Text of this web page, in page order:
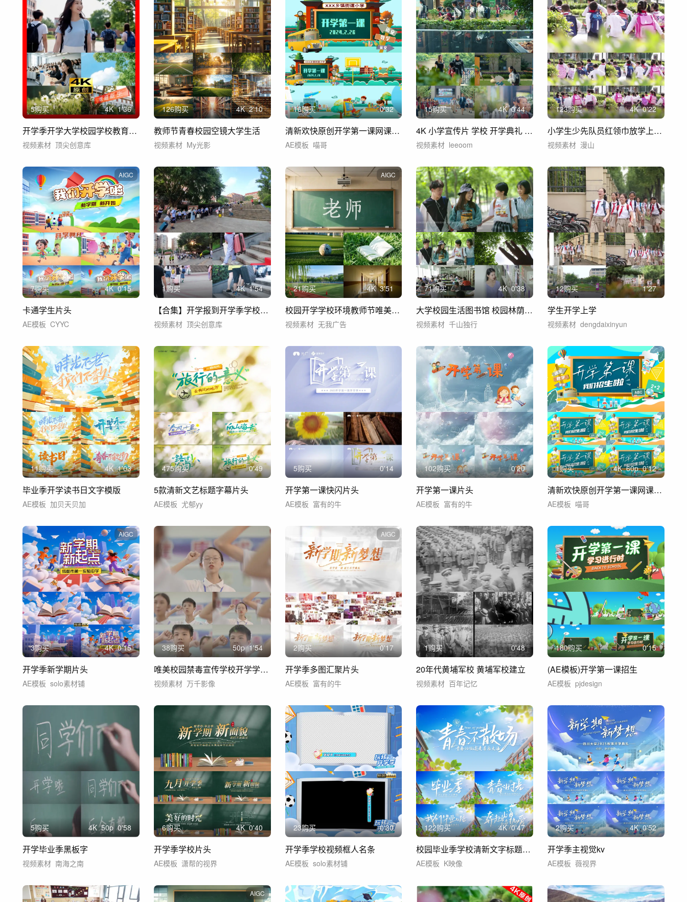
5购买 4K 1'36
开学季开学大学校园学校教育大学新生新学期
视频素材 顶尖创意库
126购买 4K 2'10
教师节青春校园空镜大学生活
视频素材 My光影
16购买 0'32
清新欢快原创开学第一课网课招生ae模板
AE模板 喵哥
15购买 4K 0'44
4K 小学宣传片 学校 开学典礼 上学
视频素材 leeoom
123购买 4K 0'22
小学生少先队员红领巾放学上学开心走路
视频素材 漫山
AIGC
7购买 4K 0'15
卡通学生片头
AE模板 CYYC
1购买 4K 1'54
【合集】开学报到开学季学校开学实拍行李箱
视频素材 顶尖创意库
AIGC
21购买 4K 3'51
校园开学学校环境教师节唯美学生大学翻书空
视频素材 无我广告
71购买 4K 0'38
大学校园生活图书馆 校园林荫路大学生大学
视频素材 千山独行
12购买 1'27
学生开学上学
视频素材 dengdaixinyun
11购买 4K 1'03
毕业季开学读书日文字模版
AE模板 加贝天贝加
475购买 0'49
5款清新文艺标题字幕片头
AE模板 尤郁yy
5购买 0'14
开学第一课快闪片头
AE模板 富有的牛
102购买 0'20
开学第一课片头
AE模板 富有的牛
1购买 4K 60p 0'12
清新欢快原创开学第一课网课招生ae模板
AE模板 喵哥
AIGC
3购买 4K 0'15
开学季新学期片头
AE模板 solo素材铺
38购买 50p 1'54
唯美校园禁毒宣传学校开学学生疫情宣誓词
视频素材 万千影像
AIGC
2购买 0'17
开学季多图汇聚片头
AE模板 富有的牛
1购买 0'48
20年代黄埔军校 黄埔军校建立
视频素材 百年记忆
180购买 0'15
(AE模板)开学第一课招生
AE模板 pjdesign
5购买 4K 50p 0'58
开学毕业季黑板字
视频素材 南海之南
6购买 4K 0'40
开学季学校片头
AE模板 潇帮的视界
23购买 0'30
开学季学校视频框人名条
AE模板 solo素材铺
122购买 4K 0'47
校园毕业季学校清新文字标题片头
AE模板 K映像
2购买 4K 0'52
开学季主视觉kv
AE模板 薇视界
AIGC